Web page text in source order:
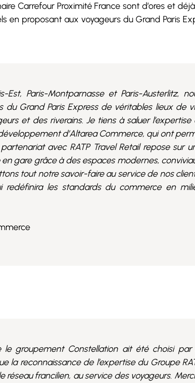
Carrefour Proximité France sont d’ores et
en proposant aux voyageurs du Grand Paris
Paris-Montparnasse et Paris-Austerlitz,
Grand Paris Express de véritables lieux de
et des riverains. Je tiens à saluer l’expertise
d’Altarea Commerce, qui ont
avec RATP Travel Retail repose sur
gare grâce à des espaces modernes,
tout notre savoir-faire au service de nos
les standards du commerce en
groupement Constellation ait été choisi par
la reconnaissance de l’expertise du Groupe
francilien, au service des voyageurs.